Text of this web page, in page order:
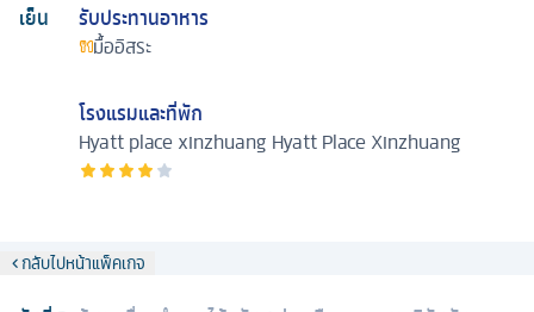
เย็น
รับประทานอาหาร
มื้ออิสระ
โรงแรมและที่พัก
Hyatt place xinzhuang Hyatt Place Xinzhuang
กลับไปหน้าแพ็คเกจ